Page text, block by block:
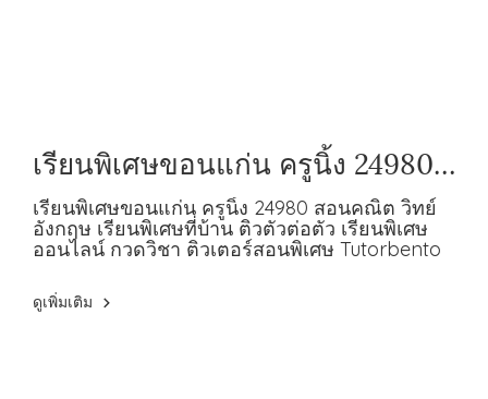
เรียนพิเศษขอนแก่น ครูนิ้ง 24980
สอนคณิต วิทย์ อังกฤษ
เรียนพิเศษขอนแก่น ครูนิ้ง 24980 สอนคณิต วิทย์
อังกฤษ เรียนพิเศษที่บ้าน ติวตัวต่อตัว เรียนพิเศษ
ออนไลน์ กวดวิชา ติวเตอร์สอนพิเศษ Tutorbento
ดูเพิ่มเติม